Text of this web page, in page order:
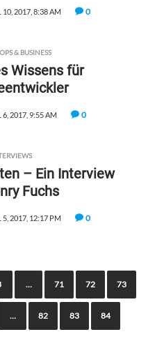
10, 2017, 8:38 AM
0
& BUSINESS
Wissens für
6, 2017, 9:55 AM
0
– Ein Interview
Fuchs
5, 2017, 12:17 PM
0
… 71 72 73
… 82 83 84